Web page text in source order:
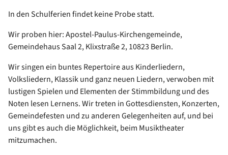
In den Schulferien findet keine Probe statt.
Wir proben hier: Apostel-Paulus-Kirchengemeinde,
Gemeindehaus Saal 2, Klixstraße 2, 10823 Berlin.
Wir singen ein buntes Repertoire aus Kinderliedern,
Volksliedern, Klassik und ganz neuen Liedern, verwoben mit
lustigen Spielen und Elementen der Stimmbildung und des
Noten lesen Lernens. Wir treten in Gottesdiensten, Konzerten,
Gemeindefesten und zu anderen Gelegenheiten auf, und bei
uns gibt es auch die Möglichkeit, beim Musiktheater
mitzumachen.